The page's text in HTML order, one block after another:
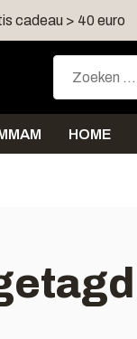
cadeau > 40 euro
HOME